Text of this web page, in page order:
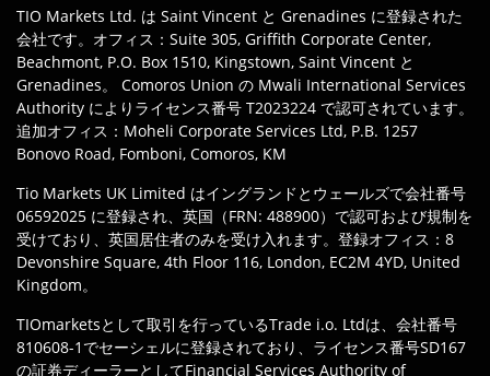
TIO Markets Ltd. は Saint Vincent と Grenadines に登録された
会社です。オフィス：Suite 305, Griffith Corporate Center,
Beachmont, P.O. Box 1510, Kingstown, Saint Vincent と
Grenadines。 Comoros Union の Mwali International Services
Authority によりライセンス番号 T2023224 で認可されています。
追加オフィス：Moheli Corporate Services Ltd, P.B. 1257
Bonovo Road, Fomboni, Comoros, KM
Tio Markets UK Limited はイングランドとウェールズで会社番号
06592025 に登録され、英国（FRN: 488900）で認可および規制を
受けており、英国居住者のみを受け入れます。登録オフィス：8
Devonshire Square, 4th Floor 116, London, EC2M 4YD, United
Kingdom。
TIOmarketsとして取引を行っているTrade i.o. Ltdは、会社番号
810608-1でセーシェルに登録されており、ライセンス番号SD167
の証券ディーラーとしてFinancial Services Authority of